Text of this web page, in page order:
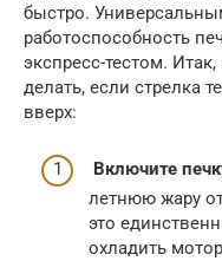
быстро.
работоспособность
экспресс-тестом.
делать, если стрелка
вверх:
Включите
летнюю жару
это
охладить